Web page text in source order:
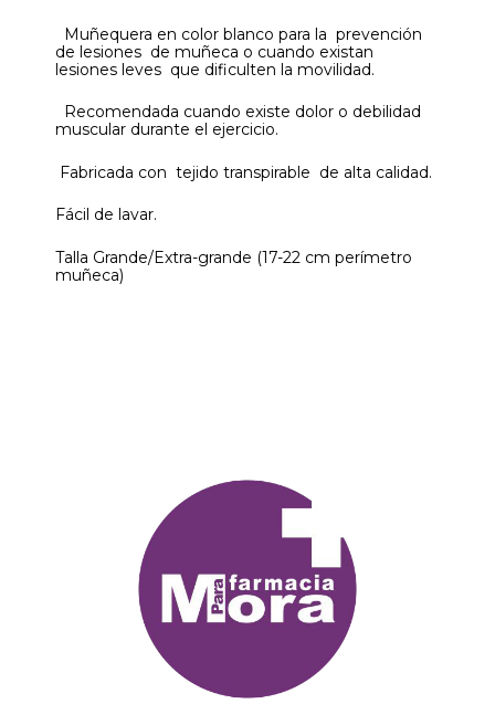
Muñequera en color blanco para la prevención
de lesiones de muñeca o cuando existan
lesiones leves que dificulten la movilidad.
Recomendada cuando existe dolor o debilidad
muscular durante el ejercicio.
Fabricada con tejido transpirable de alta calidad.
Fácil de lavar.
Talla Grande/Extra-grande (17-22 cm perímetro
muñeca)